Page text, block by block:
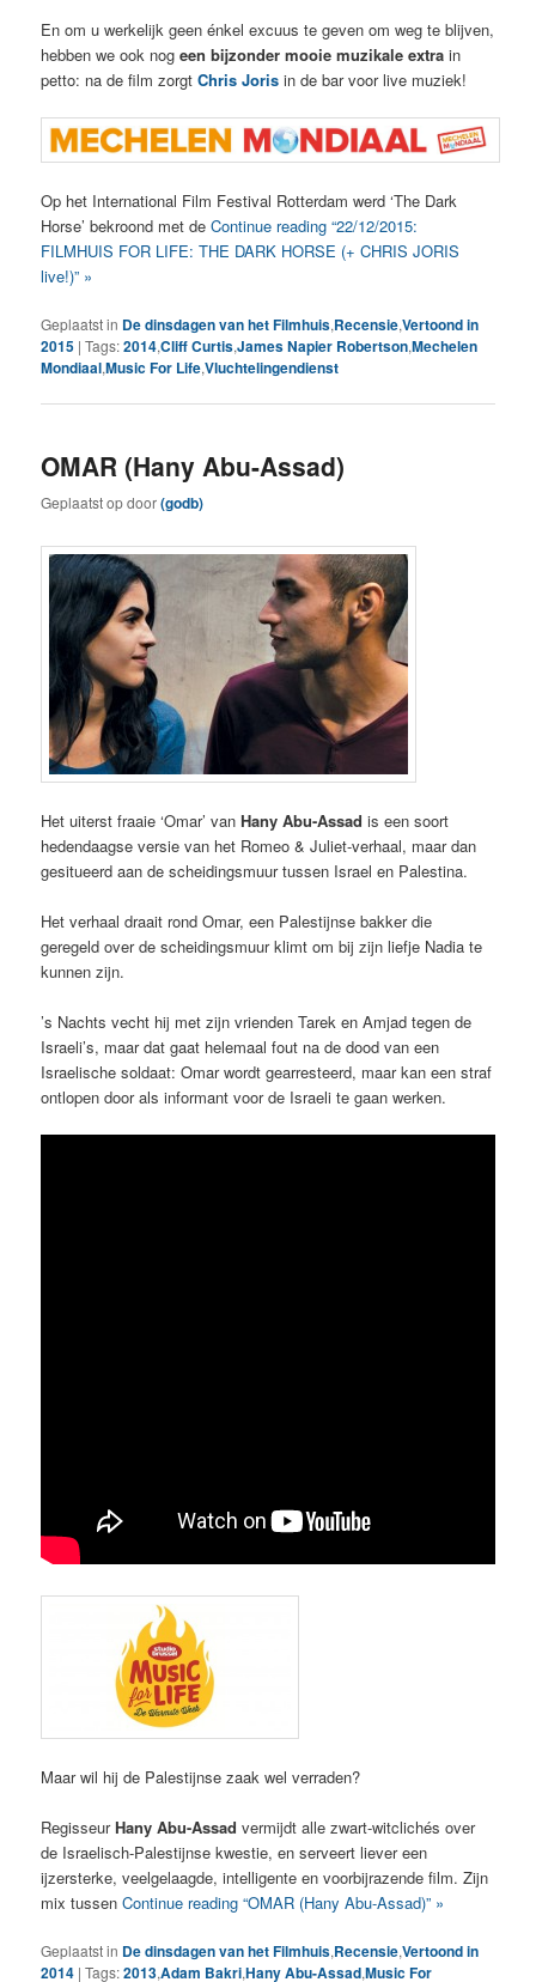
En om u werkelijk geen énkel excuus te geven om weg te blijven,
hebben we ook nog een bijzonder mooie muzikale extrain
petto: na de film zorgt Chris Jorisin de bar voor live muziek!
Op het International Film Festival Rotterdam werd ‘The Dark
Horse’ bekroond met deContinue reading “22/12/2015:
FILMHUIS FOR LIFE: THE DARK HORSE (+ CHRIS JORIS
live!)” »
Geplaatst in De dinsdagen van het Filmhuis,Recensie,Vertoond in
2015 |Tags:2014,Cliff Curtis,James Napier Robertson,Mechelen
Mondiaal,Music For Life,Vluchtelingendienst
OMAR (Hany Abu-Assad)
Geplaatst opdoor(godb)
Het uiterst fraaie ‘Omar’ vanHany Abu-Assad is een soort
hedendaagse versie van het Romeo & Juliet-verhaal, maar dan
gesitueerd aan de scheidingsmuur tussen Israel en Palestina.
Het verhaal draait rond Omar, een Palestijnse bakker die
geregeld over de scheidingsmuur klimt om bij zijn liefje Nadia te
kunnen zijn.
’s Nachts vecht hij met zijn vrienden Tarek en Amjad tegen de
Israeli’s, maar dat gaat helemaal fout na de dood van een
Israelische soldaat: Omar wordt gearresteerd, maar kan een straf
ontlopen door als informant voor de Israeli te gaan werken.
Maar wil hij de Palestijnse zaak wel verraden?
RegisseurHany Abu-Assad vermijdt alle zwart-witclichés over
de Israelisch-Palestijnse kwestie, en serveert liever een
ijzersterke, veelgelaagde, intelligente en voorbijrazende film. Zijn
mix tussenContinue reading “OMAR (Hany Abu-Assad)” »
Geplaatst in De dinsdagen van het Filmhuis,Recensie,Vertoond in
2014 |Tags:2013,Adam Bakri,Hany Abu-Assad,Music For